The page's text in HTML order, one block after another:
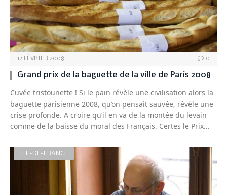
12 FÉVRIER 2008 0
Grand prix de la baguette de la ville de Paris 2008
Cuvée tristounette ! Si le pain révèle une civilisation alors la
baguette parisienne 2008, qu’on pensait sauvée, révèle une
crise profonde. A croire qu’il en va de la montée du levain
comme de la baisse du moral des Français. Certes le Prix…
ILE-DE-FRANCE